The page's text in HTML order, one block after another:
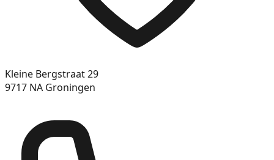
Kleine Bergstraat 29
9717 NA Groningen